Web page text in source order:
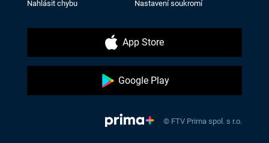
Nahlásit chybu Nastavení soukromí
App Store
Google Play
© FTV Prima spol. s r.o.